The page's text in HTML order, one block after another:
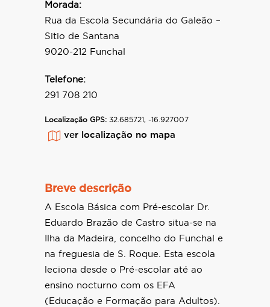
Morada:
Rua da Escola Secundária do Galeão –
Sitio de Santana
9020-212 Funchal
Telefone:
291 708 210
Localização GPS: 32.685721, -16.927007
ver localização no mapa
Breve descrição
A Escola Básica com Pré-escolar Dr.
Eduardo Brazão de Castro situa-se na
Ilha da Madeira, concelho do Funchal e
na freguesia de S. Roque. Esta escola
leciona desde o Pré-escolar até ao
ensino nocturno com os EFA
(Educação e Formação para Adultos).